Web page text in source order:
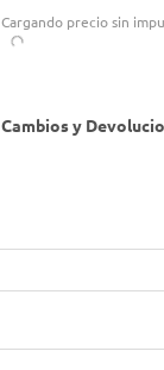
Cargando precio sin
Cambios y